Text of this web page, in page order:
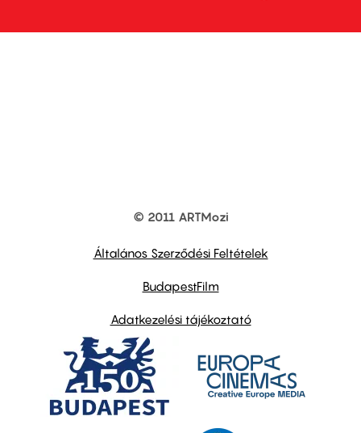
© 2011 ARTMozi
Általános Szerződési Feltételek
BudapestFilm
Adatkezelési tájékoztató